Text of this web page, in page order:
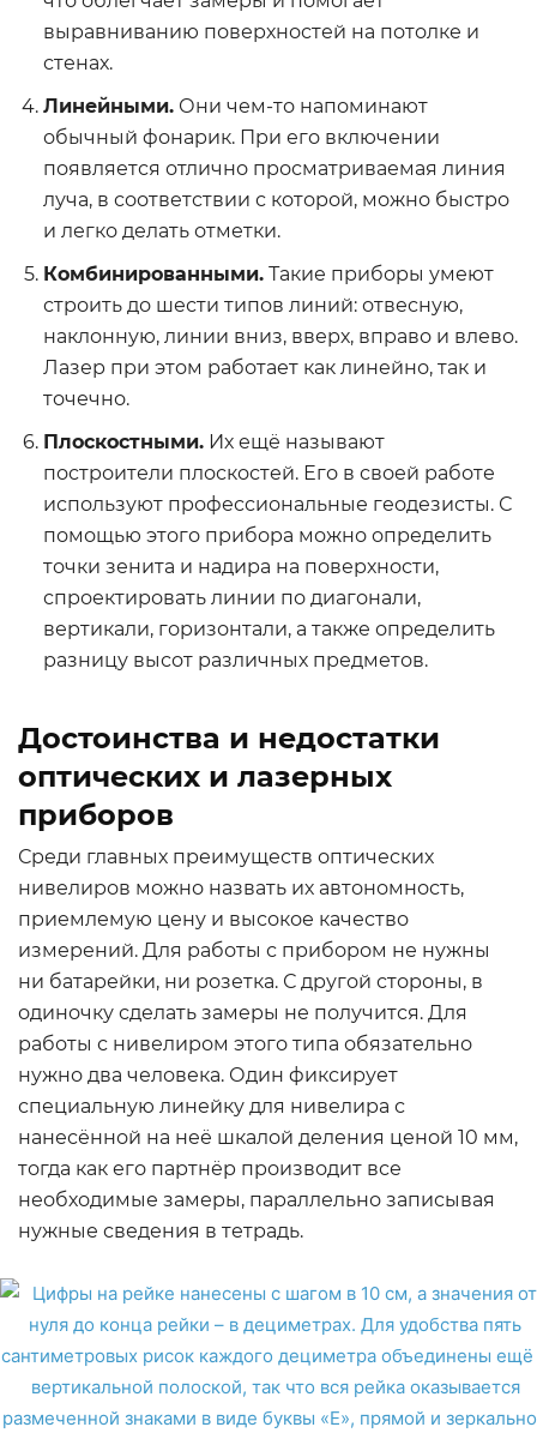
выравниванию поверхностей на потолке и
стенах.
Линейными. Они чем-то напоминают
обычный фонарик. При его включении
появляется отлично просматриваемая линия
луча, в соответствии с которой, можно быстро
и легко делать отметки.
Комбинированными. Такие приборы умеют
строить до шести типов линий: отвесную,
наклонную, линии вниз, вверх, вправо и влево.
Лазер при этом работает как линейно, так и
точечно.
Плоскостными. Их ещё называют
построители плоскостей. Его в своей работе
используют профессиональные геодезисты. С
помощью этого прибора можно определить
точки зенита и надира на поверхности,
спроектировать линии по диагонали,
вертикали, горизонтали, а также определить
разницу высот различных предметов.
Достоинства и недостатки
оптических и лазерных
приборов
Среди главных преимуществ оптических
нивелиров можно назвать их автономность,
приемлемую цену и высокое качество
измерений. Для работы с прибором не нужны
ни батарейки, ни розетка. С другой стороны, в
одиночку сделать замеры не получится. Для
работы с нивелиром этого типа обязательно
нужно два человека. Один фиксирует
специальную линейку для нивелира с
нанесённой на неё шкалой деления ценой 10 мм,
тогда как его партнёр производит все
необходимые замеры, параллельно записывая
нужные сведения в тетрадь.